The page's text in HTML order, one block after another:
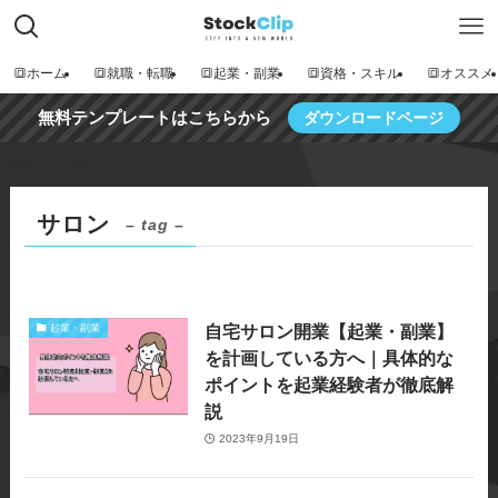
🔳ホーム 🔳就職・転職 🔳起業・副業 🔳資格・スキル 🔳オススメ
無料テンプレートはこちらから ダウンロードページ
サロン – tag –
起業・副業
自宅サロン開業【起業・副業】
を計画している方へ｜具体的な
ポイントを起業経験者が徹底解
説
2023年9月19日